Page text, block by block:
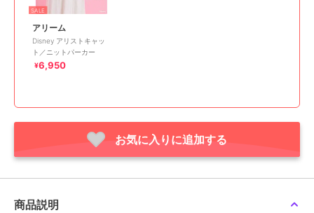
SALE
アリーム
Disney アリストキャッ
ト／ニットパーカー
¥6,950
お気に入りに追加する
商品説明